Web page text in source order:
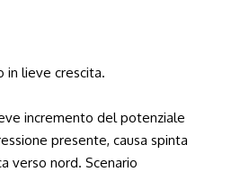
in lieve crescita.
incremento del potenziale
presente, causa spinta
verso nord. Scenario